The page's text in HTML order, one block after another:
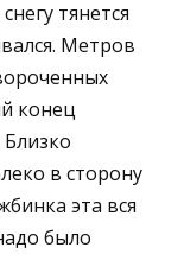
тянется
Метров
конец
в сторону
эта вся
было